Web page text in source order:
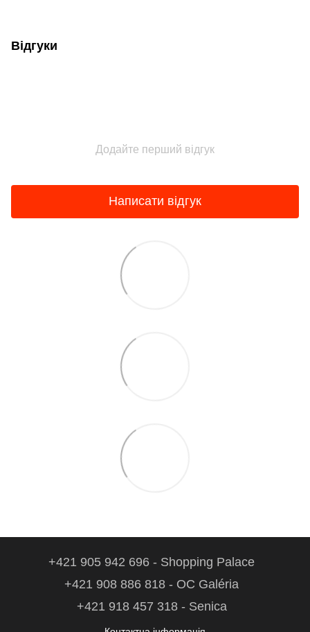
Відгуки
Додайте перший відгук
Написати відгук
+421 905 942 696 - Shopping Palace
+421 908 886 818 - OC Galéria
+421 918 457 318 - Senica